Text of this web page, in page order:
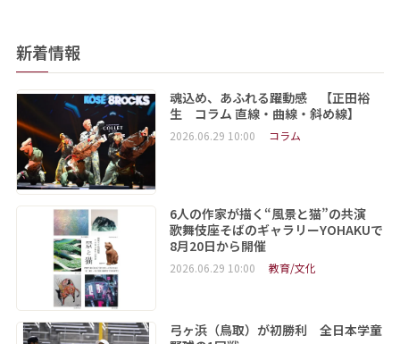
新着情報
魂込め、あふれる躍動感 【正田裕
生 コラム 直線・曲線・斜め線】
2026.06.29 10:00 コラム
6人の作家が描く“風景と猫”の共演
歌舞伎座そばのギャラリーYOHAKUで
8月20日から開催
2026.06.29 10:00 教育/文化
弓ヶ浜（鳥取）が初勝利 全日本学童